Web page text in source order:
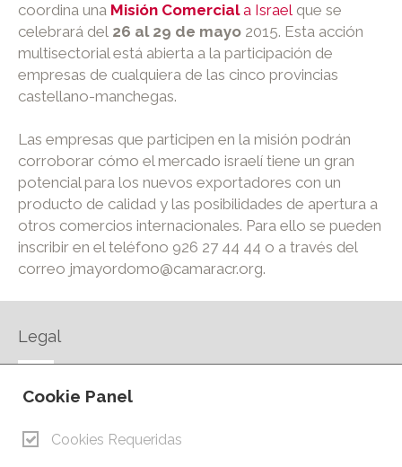
coordina una Misión Comerciala Israel que se
celebrará del 26 al 29 de mayo 2015. Esta acción
multisectorial está abierta a la participación de
empresas de cualquiera de las cinco provincias
castellano-manchegas.
Las empresas que participen en la misión podrán
corroborar cómo el mercado israelí tiene un gran
potencial para los nuevos exportadores con un
producto de calidad y las posibilidades de apertura a
otros comercios internacionales. Para ello se pueden
inscribir en el teléfono 926 27 44 44 o a través del
correo jmayordomo@camaracr.org.
Legal
AVISO LEGAL
CONTACTO
Cookie Panel
Cookies Requeridas